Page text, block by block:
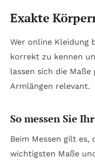
Exakte
Wer online Kleidung
korrekt zu kennen
lassen sich die
Armlängen relevant.
So messen Sie
Beim Messen gilt
wichtigsten Maße